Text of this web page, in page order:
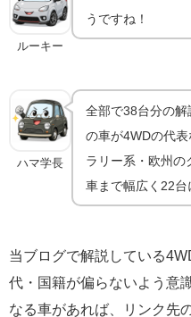
ルーキー
うですね！
ハマ学長
全部で38台分の解
の車が4WDの代
ラリー系・欧州の
車まで幅広く22台
当ブログで解説している
代・国籍が偏らないよう意
なる車があれば、リンク先